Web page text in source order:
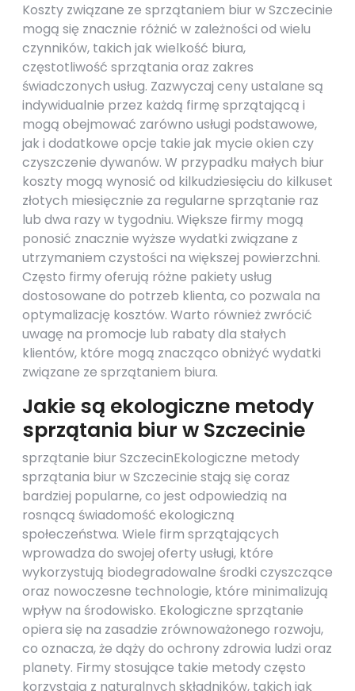
Koszty związane ze sprzątaniem biur w Szczecinie
mogą się znacznie różnić w zależności od wielu
czynników, takich jak wielkość biura,
częstotliwość sprzątania oraz zakres
świadczonych usług. Zazwyczaj ceny ustalane są
indywidualnie przez każdą firmę sprzątającą i
mogą obejmować zarówno usługi podstawowe,
jak i dodatkowe opcje takie jak mycie okien czy
czyszczenie dywanów. W przypadku małych biur
koszty mogą wynosić od kilkudziesięciu do kilkuset
złotych miesięcznie za regularne sprzątanie raz
lub dwa razy w tygodniu. Większe firmy mogą
ponosić znacznie wyższe wydatki związane z
utrzymaniem czystości na większej powierzchni.
Często firmy oferują różne pakiety usług
dostosowane do potrzeb klienta, co pozwala na
optymalizację kosztów. Warto również zwrócić
uwagę na promocje lub rabaty dla stałych
klientów, które mogą znacząco obniżyć wydatki
związane ze sprzątaniem biura.
Jakie są ekologiczne metody
sprzątania biur w Szczecinie
sprzątanie biur SzczecinEkologiczne metody
sprzątania biur w Szczecinie stają się coraz
bardziej popularne, co jest odpowiedzią na
rosnącą świadomość ekologiczną
społeczeństwa. Wiele firm sprzątających
wprowadza do swojej oferty usługi, które
wykorzystują biodegradowalne środki czyszczące
oraz nowoczesne technologie, które minimalizują
wpływ na środowisko. Ekologiczne sprzątanie
opiera się na zasadzie zrównoważonego rozwoju,
co oznacza, że dąży do ochrony zdrowia ludzi oraz
planety. Firmy stosujące takie metody często
korzystają z naturalnych składników, takich jak